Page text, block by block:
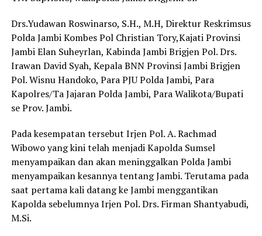
Drs.Yudawan Roswinarso, S.H., M.H, Direktur Reskrimsus
Polda Jambi Kombes Pol Christian Tory,Kajati Provinsi
Jambi Elan Suheyrlan, Kabinda Jambi Brigjen Pol. Drs.
Irawan David Syah, Kepala BNN Provinsi Jambi Brigjen
Pol. Wisnu Handoko, Para PJU Polda Jambi, Para
Kapolres/Ta Jajaran Polda Jambi, Para Walikota/Bupati
se Prov. Jambi.
Pada kesempatan tersebut Irjen Pol. A. Rachmad
Wibowo yang kini telah menjadi Kapolda Sumsel
menyampaikan dan akan meninggalkan Polda Jambi
menyampaikan kesannya tentang Jambi. Terutama pada
saat pertama kali datang ke Jambi menggantikan
Kapolda sebelumnya Irjen Pol. Drs. Firman Shantyabudi,
M.Si.